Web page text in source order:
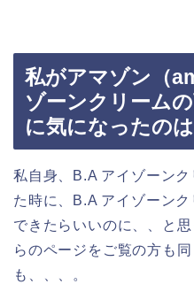
私がアマゾン（
ゾーンクリーム
に気になったの
私自身、B.A アイゾーン
た時に、B.A アイゾーン
できたらいいのに、、と
らのページをご覧の方も
も、、、。